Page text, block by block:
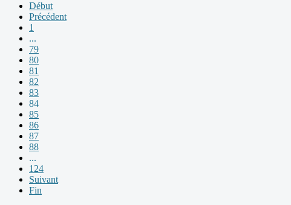
Début
Précédent
1
...
79
80
81
82
83
84
85
86
87
88
...
124
Suivant
Fin